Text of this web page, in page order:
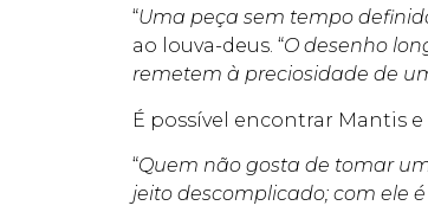
“Uma peça sem tempo
ao louva-deus. “O desenho
remetem à preciosidade de
É possível encontrar Mantis e
“Quem não gosta de tomar
jeito descomplicado; com ele